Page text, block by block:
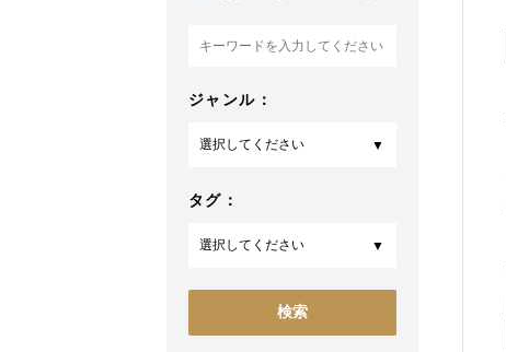
ジャンル：
タグ：